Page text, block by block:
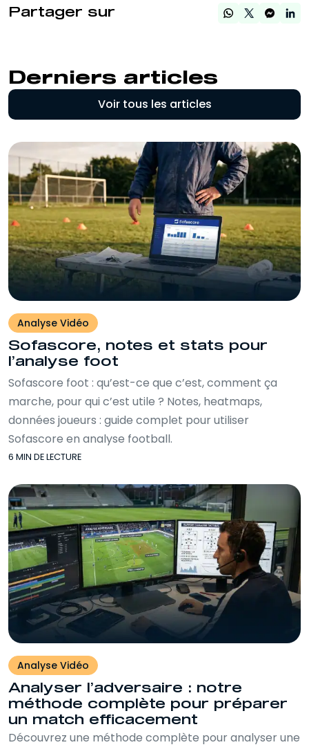
Partager sur
Derniers articles
Voir tous les articles
Analyse Vidéo
Sofascore, notes et stats pour
l’analyse foot
Sofascore foot : qu’est-ce que c’est, comment ça
marche, pour qui c’est utile ? Notes, heatmaps,
données joueurs : guide complet pour utiliser
Sofascore en analyse football.
6 MIN DE LECTURE
Analyse Vidéo
Analyser l’adversaire : notre
méthode complète pour préparer
un match efficacement
Découvrez une méthode complète pour analyser une